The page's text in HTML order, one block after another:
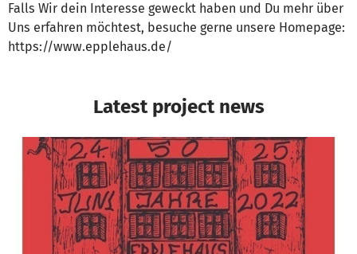
Falls Wir dein Interesse geweckt haben und Du mehr über
Uns erfahren möchtest, besuche gerne unsere Homepage:
https://www.epplehaus.de/
Latest project news